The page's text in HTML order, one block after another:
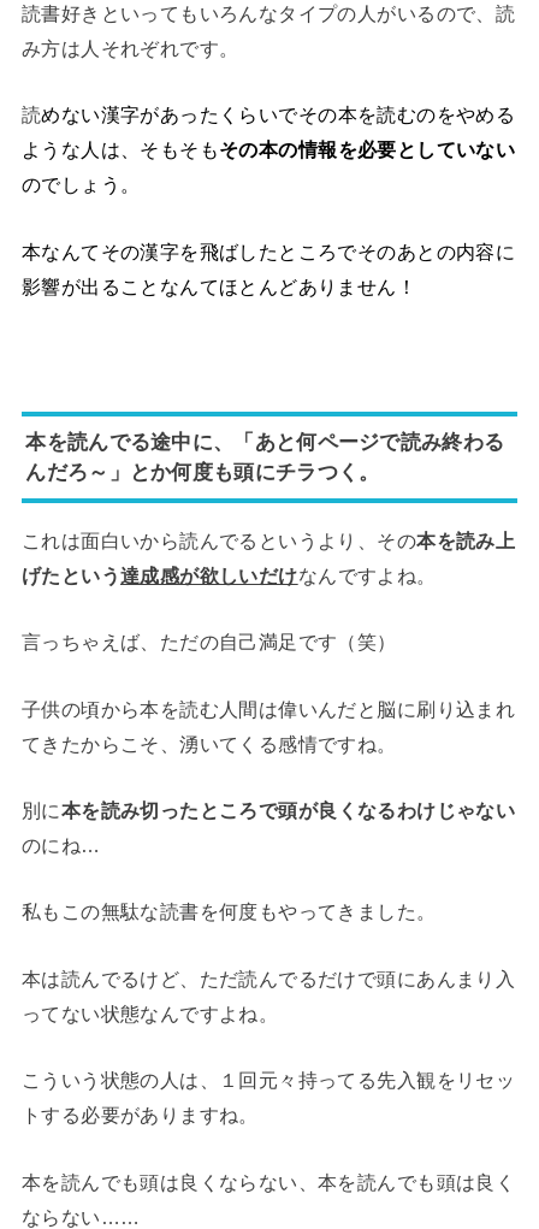
読書好きといってもいろんなタイプの人がいるので、読
み方は人それぞれです。
読めない漢字があったくらいでその本を読むのをやめる
ような人は、そもそもその本の情報を必要としていない
のでしょう。
本なんてその漢字を飛ばしたところでそのあとの内容に
影響が出ることなんてほとんどありません！
本を読んでる途中に、「あと何ページで読み終わる
んだろ～」とか何度も頭にチラつく。
これは面白いから読んでるというより、その本を読み上
げたという達成感が欲しいだけなんですよね。
言っちゃえば、ただの自己満足です（笑）
子供の頃から本を読む人間は偉いんだと脳に刷り込まれ
てきたからこそ、湧いてくる感情ですね。
別に本を読み切ったところで頭が良くなるわけじゃない
のにね…
私もこの無駄な読書を何度もやってきました。
本は読んでるけど、ただ読んでるだけで頭にあんまり入
ってない状態なんですよね。
こういう状態の人は、１回元々持ってる先入観をリセッ
トする必要がありますね。
本を読んでも頭は良くならない、本を読んでも頭は良く
ならない……